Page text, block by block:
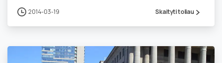
2014-03-19 Skaityti toliau